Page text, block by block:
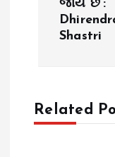
v
જાય છે’:
Shastri
Related